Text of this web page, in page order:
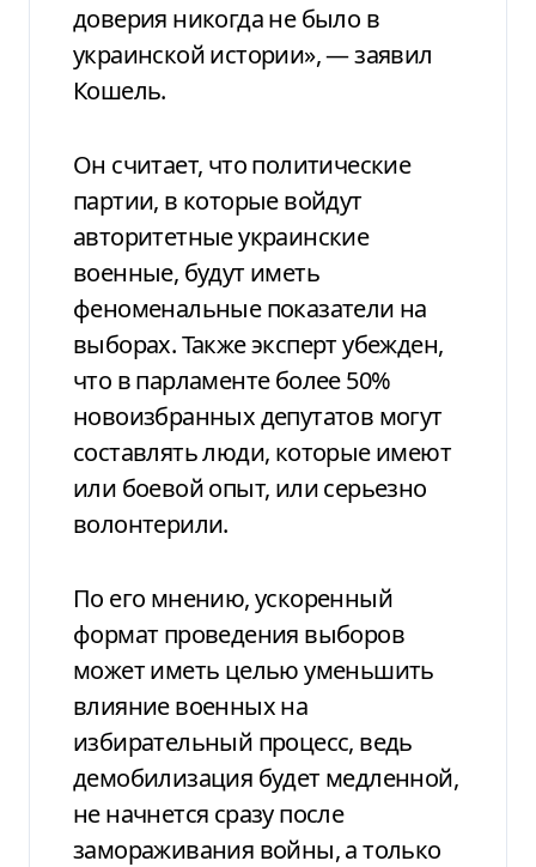
доверия никогда не было в
украинской истории», — заявил
Кошель.
Он считает, что политические
партии, в которые войдут
авторитетные украинские
военные, будут иметь
феноменальные показатели на
выборах. Также эксперт убежден,
что в парламенте более 50%
новоизбранных депутатов могут
составлять люди, которые имеют
или боевой опыт, или серьезно
волонтерили.
По его мнению, ускоренный
формат проведения выборов
может иметь целью уменьшить
влияние военных на
избирательный процесс, ведь
демобилизация будет медленной,
не начнется сразу после
замораживания войны, а только